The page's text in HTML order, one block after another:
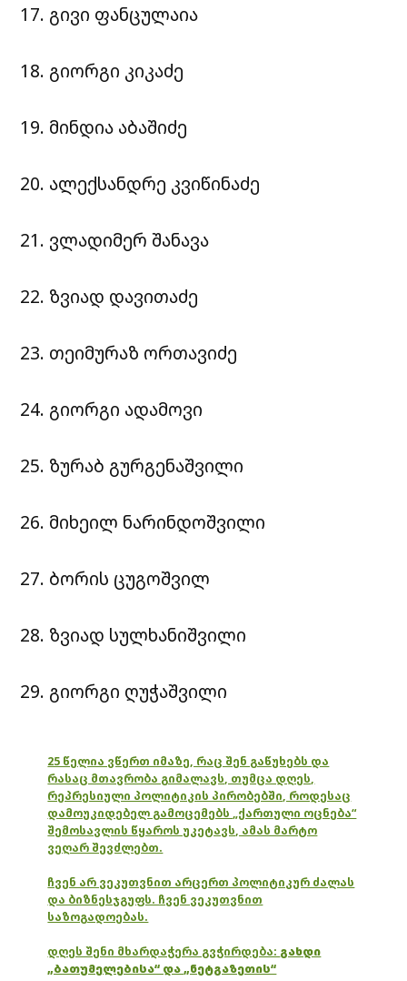
17. გივი ფანცულაია
18. გიორგი კიკაძე
19. მინდია აბაშიძე
20. ალექსანდრე კვიწინაძე
21. ვლადიმერ შანავა
22. ზვიად დავითაძე
23. თეიმურაზ ორთავიძე
24. გიორგი ადამოვი
25. ზურაბ გურგენაშვილი
26. მიხეილ ნარინდოშვილი
27. ბორის ცუგოშვილ
28. ზვიად სულხანიშვილი
29. გიორგი ღუჭაშვილი
25 წელია ვწერთ იმაზე, რაც შენ გაწუხებს და
რასაც მთავრობა გიმალავს, თუმცა დღეს,
რეპრესიული პოლიტიკის პირობებში, როდესაც
დამოუკიდებელ გამოცემებს „ქართული ოცნება“
შემოსავლის წყაროს უკეტავს, ამას მარტო
ვეღარ შევძლებთ.
ჩვენ არ ვეკუთვნით არცერთ პოლიტიკურ ძალას
და ბიზნესჯგუფს. ჩვენ ვეკუთვნით
საზოგადოებას.
დღეს შენი მხარდაჭერა გვჭირდება: გახდი
„ბათუმელებისა“ და „ნეტგაზეთის“